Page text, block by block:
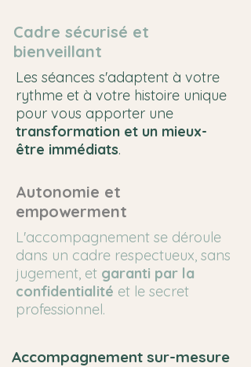
Cadre sécurisé et
bienveillant
Les séances s'adaptent à votre
rythme et à votre histoire unique
pour vous apporter une
transformation et un mieux-
être immédiats.
Autonomie et
empowerment
L'accompagnement se déroule
dans un cadre respectueux, sans
jugement, et garanti par la
confidentialité et le secret
professionnel.
Accompagnement sur-mesure